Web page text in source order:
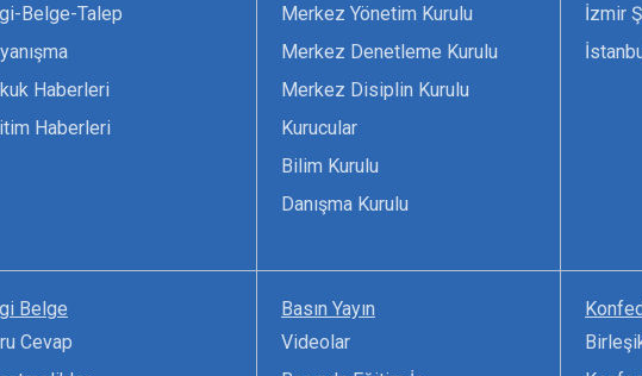
Belge-Talep
Haberleri
Haberleri
Merkez Yönetim Kurulu
Merkez Denetleme Kurulu
Merkez Disiplin Kurulu
Kurucular
Bilim Kurulu
Danışma Kurulu
İzmir
Belge
Cevap
Basın Yayın
Videolar